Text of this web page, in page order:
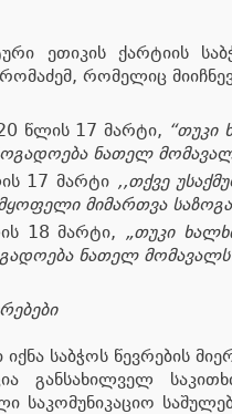
ეთიკის ქარტიის
რომელიც
წლის 17 მარტი, “თუკი
ნათელ
17 მარტი ,,თქვე
მიმართვა
18 მარტი, „თუკი
ნათელ
საბჭოს წევრების
განსახილველ
საკომუნიკაციო